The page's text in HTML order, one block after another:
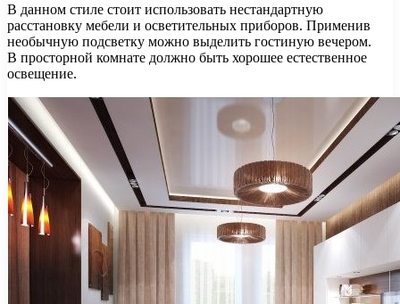
В данном стиле стоит использовать нестандартную
расстановку мебели и осветительных приборов. Применив
необычную подсветку можно выделить гостиную вечером.
В просторной комнате должно быть хорошее естественное
освещение.